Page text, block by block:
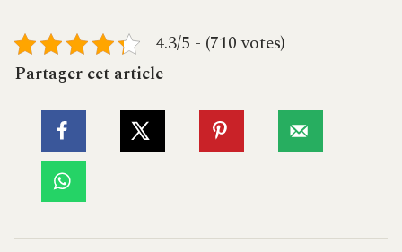
4.3/5 - (710 votes)
Partager cet article